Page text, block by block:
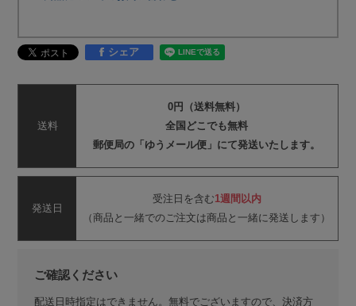
シェア
送料
0円（送料無料）
全国どこでも無料
郵便局の「ゆうメール便」にて発送いたします。
発送日
受注日を含む1週間以内
（商品と一緒でのご注文は商品と一緒に発送します）
ご確認ください
配送日時指定はできません。無料でございますので、決済方